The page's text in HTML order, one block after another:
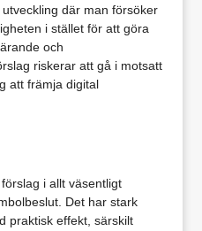
där man försöker
i stället för att göra
och
riskerar att gå i motsatt
att främja digital
i allt väsentligt
Det har stark
praktisk effekt, särskilt